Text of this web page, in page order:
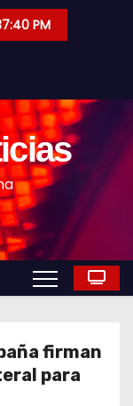
PM
firman
para